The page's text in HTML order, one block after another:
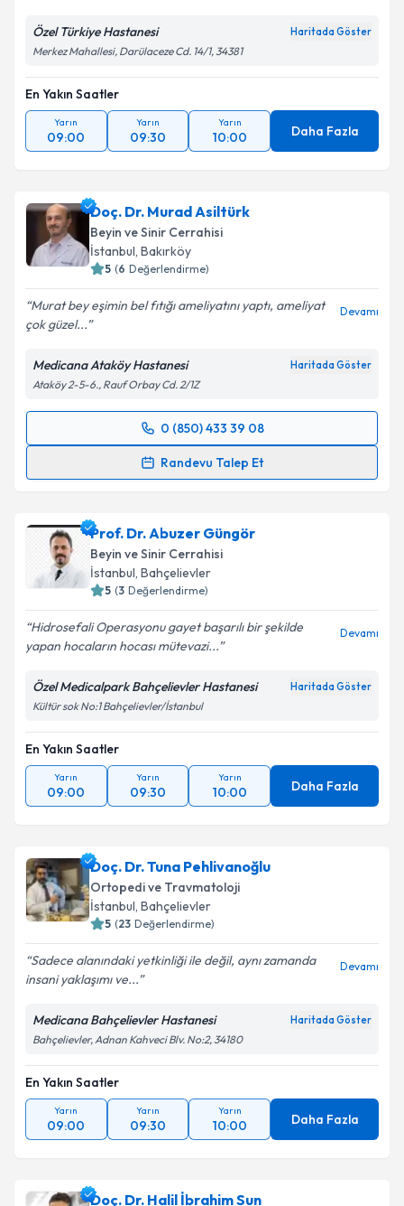
Özel Türkiye Hastanesi Haritada Göster
Merkez Mahallesi, Darülaceze Cd. 14/1, 34381
En Yakın Saatler
Yarın
09:00
Yarın
09:30
Yarın
10:00 Daha Fazla
Doç. Dr. Murad Asiltürk
Beyin ve Sinir Cerrahisi
İstanbul, Bakırköy
5 (6 Değerlendirme)
Murat bey eşimin bel fıtığı ameliyatını yaptı, ameliyat
çok güzel...
Devamı
Medicana Ataköy Hastanesi Haritada Göster
Ataköy 2-5-6., Rauf Orbay Cd. 2/1Z
0 (850) 433 39 08
Randevu Talep Et
Randevu Takvimi Talebi
takvim hazırlandığında e-posta ile bilgilendireceğiz.
E-posta Adresiniz
kapsamda işlenmesini kabul ediyorum.
Prof. Dr. Abuzer Güngör
Beyin ve Sinir Cerrahisi
İstanbul, Bahçelievler
5 (3 Değerlendirme)
Hidrosefali Operasyonu gayet başarılı bir şekilde
yapan hocaların hocası mütevazi...
Devamı
Özel Medicalpark Bahçelievler Hastanesi Haritada Göster
Kültür sok No:1 Bahçelievler/İstanbul
En Yakın Saatler
Yarın
09:00
Yarın
09:30
Yarın
10:00 Daha Fazla
Doç. Dr. Tuna Pehlivanoğlu
Ortopedi ve Travmatoloji
İstanbul, Bahçelievler
5 (23 Değerlendirme)
Sadece alanındaki yetkinliği ile değil, aynı zamanda
insani yaklaşımı ve...
Devamı
Medicana Bahçelievler Hastanesi Haritada Göster
Bahçelievler, Adnan Kahveci Blv. No:2, 34180
En Yakın Saatler
Yarın
09:00
Yarın
09:30
Yarın
10:00 Daha Fazla
Doç. Dr. Halil İbrahim Sun